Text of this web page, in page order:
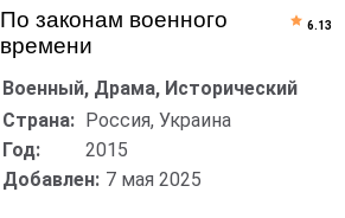
По законам военного
времени
Военный, Драма, Исторический
Страна: Россия, Украина
Год:
2015
Добавлен: 7 мая 2025
6.13